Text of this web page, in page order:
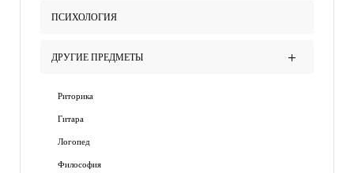
ПСИХОЛОГИЯ
ДРУГИЕ ПРЕДМЕТЫ
Риторика
Гитара
Логопед
Философия